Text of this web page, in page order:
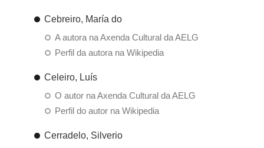
Cebreiro, María do
A autora na Axenda Cultural da AELG
Perfil da autora na Wikipedia
Celeiro, Luís
O autor na Axenda Cultural da AELG
Perfil do autor na Wikipedia
Cerradelo, Silverio